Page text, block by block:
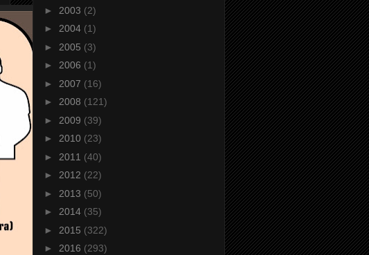
► 2003 (2)
► 2004 (1)
► 2005 (3)
► 2006 (1)
► 2007 (16)
► 2008 (121)
► 2009 (39)
► 2010 (23)
► 2011 (40)
► 2012 (22)
► 2013 (50)
► 2014 (35)
► 2015 (322)
► 2016 (293)